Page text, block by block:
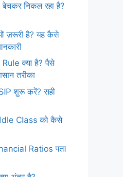
निकल रहा है?
ज़रूरी है? यह कैसे
क्या है? पैसे
तरीका
शुरू करें? सही
Class को कैसे
Ratios पता